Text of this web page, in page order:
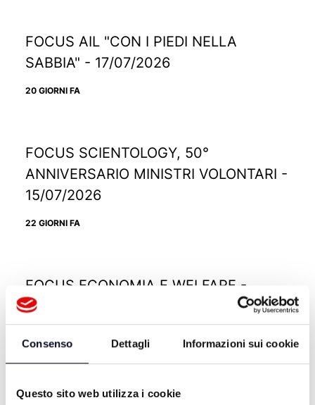
Consenso Dettagli Informazioni sui cookie
Questo sito web utilizza i cookie
FOCUS AIL "CON I PIEDI NELLA
SABBIA" - 17/07/2026
20 GIORNI FA
FOCUS SCIENTOLOGY, 50°
ANNIVERSARIO MINISTRI VOLONTARI -
15/07/2026
22 GIORNI FA
FOCUS ECONOMIA E WELFARE -
24/06/2026
FOCUS FRANCESCO SERANTINI LA